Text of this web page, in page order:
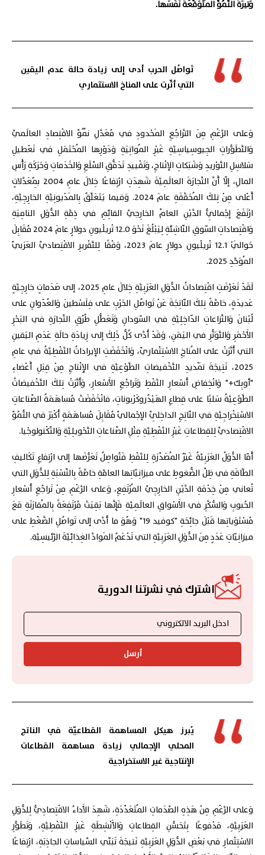
وَتيرَةَ النُّمُوِّ المُتَوَقَّعَةَ نَفْسَها.
تَواصُل الحرب أدى إلى زيادة حالة عدم اليقين
التي أثّرت على المناخ الاستثماري
وَعلى الرَّغْمِ مِنَ التَّراجُعِ المَحْدودِ في مُعَدَّلِ نُمُوِّ الاقْتِصادِ العالَميِّ
وَالتَّطَوُّراتِ الجِيوسِياسِيَّةِ غَيْرِ المُواتِيَةِ وَدَوْرِها المُحْتَمَلِ في تَعْطيلِ
سَلاسِلِ التَّوْريدِ وَشَبَكاتِ الإنْتاجِ، وَتَقْييدِ تَدَفُّقِ السِّلَعِ وَالخَدَماتِ وَحَرَكَةِ رَأْسِ
المالِ، إلّا أَنَّ التِّجارَةَ العالَمِيَّةَ شَهِدَتِ ارْتِفاعًا خِلالَ عامِ 2004 بِمُعَدَّلاتٍ
أَعْلى مِنْ تِلكَ المُحَقَّقَةِ عامَ 2024. وَفيما يَتَعَلَّقُ بِالمَدْيونِيَّةِ الخارِجِيَّةِ،
ارْتَفَعَ إجْمالِيُّ الدَّيْنِ العامِّ الخارِجيِّ القائِمِ في ذِمَّةِ الدُّوَلِ النامِيَةِ
وَاقْتِصاداتِ السّوقِ النّاشِئَةِ لِيَبْلُغَ نَحْوَ 12.0 تْريلْيونِ دولارٍ عامَ 2024 مُقَابِلَ
حَوالَيْ 12.1 تْريلْيونِ دولارٍ عامَ 2023، وَفْقًا لِلتَّقْريرِ الاقْتِصاديِّ العَرَبيِّ
المُوَحَّدِ 2025.
لَقَدْ تَعَرَّضَتِ اقْتِصاداتُ الدُّوَلِ العَرَبِيَّةِ خِلالَ عامِ 2025، إلى صَدَماتٍ خارِجِيَّةٍ
عَديدَةٍ، خاصَّةً تِلكَ النّاتِجَةَ عَنْ تَواصُلِ الحَرْبِ على فِلَسْطينَ وَالعُدْوانِ على
لُبْنانَ وَالنِّزاعاتِ الدّاخِلِيَّةِ في السّودانِ وَتَعَطُّلِ طُرُقِ التِّجارَةِ في البَحْرِ
الأَحْمَرِ وَالتَّوَتُّرِ في اليَمَنِ، وَقَدْ أَدَّى كُلُّ ذَلِكَ إلى زِيادَةِ حالَةِ عَدَمِ اليَقينِ
التي أَثَّرَتْ على المُناخِ الاسْتِثْماريِّ، وَانْخَفَضَتِ الإيراداتُ النَّفْطِيَّةُ في عامِ
2025، نَتِيجَةَ تَمْديدِ التَّخْفيضاتِ الطَّوْعِيَّةِ في الإِنْتاجِ مِنْ قِبَلِ أَعْضاءِ
"أوبِك+" وَانْخِفاضِ أَسْعارِ النَّفْطِ وَتَراجُعِ الأَسْعارِ، وَأَثَّرَتْ تِلكَ التَّخْفيضاتُ
الطَّوْعِيَّةُ سَلبًا على قِطاعِ الهَيْدُروكَرْبوناتِ، فانْخَفَضَتْ مُساهَمَةُ الصِّناعاتِ
الاسْتِخْراجِيَّةِ في النّاتِجِ الداخِلِيِّ الإجْماليِّ مُقَابِلَ مُساهَمَةٍ أَكْبَرَ في النُّمُوِّ
الاقْتِصاديِّ لِلقِطاعاتِ غَيْرِ النَّفْطِيَّةِ مِثْلِ الصِّناعاتِ التَّحْويلِيَّةِ وَالتِّكْنولوجْيا.
أَمّا الدُّوَلُ العَرَبِيَّةُ غَيْرُ المُصَدِّرَةِ لِلنَّفْطِ فَتُواصِلُ تَعَرُّضَها إلى ارْتِفاعِ تَكَاليفِ
الطَّاقَةِ في ظِلِّ الضُّغوطِ على ميزانِيّاتِها العامَّةِ خاصَّةً بِالنِّسْبَةِ لِلدُّوَلِ التي
تُعاني مِنْ خِدْمَةِ الدَّيْنِ الخارِجِيِّ المُرْتَفِعِ، وَعلى الرَّغْمِ مِنْ تَراجُعِ أَسْعارِ
الحُبوبِ وَالسُّكَّرِ في الأَسْواقِ العالَمِيَّةِ فَإِنَّها بَقِيَتْ مُرْتَفِعَةً بِالمُقارَنَةِ مَعَ
مُسْتَوَياتِها قَبْلَ جائِحَةِ "كوفيد 19" وَهُوَ ما أَدَّى إلى تَواصُلِ الضَّغْطِ على
ميزانِيّاتِ عَدَدٍ مِنَ الدُّوَلِ العَرَبِيَّةِ التي تَدْعَمُ المَوادَّ الغِذائِيَّةَ الرَّئيسِيَّة.
اشترك في نشرتنا الدورية
أرسل
يُبرز هيكل المساهمة القطاعيّة في الناتج
المحلي الإجمالي زيادة مساهمة القطاعات
الإنتاجية غير الاستخراجية
وَعلى الرَّغْمِ مِنْ هَذِهِ الصَّدَماتِ المُتَعَدِّدَةِ، شَهِدَ الأَداءُ الاقْتِصادِيُّ لِلدُّوَلِ
العَرَبِيَّةِ، مَدْفوعًا بِتَحَسُّنِ القِطاعاتِ وَالأَنْشِطَةِ غَيْرِ النَّفْطِيَّةِ، وَتَطَوُّرِ
الاسْتِثْمارِ في بَعْضِ الدُّوَلِ العَرَبِيَّةِ نَتيجَةَ تَبَنّي السِّياساتِ الجاذِبَةِ، ارْتِفاعًا